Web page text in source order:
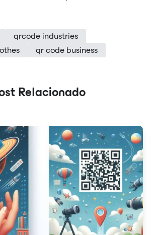
qrcode industries
qr code business
Relacionado